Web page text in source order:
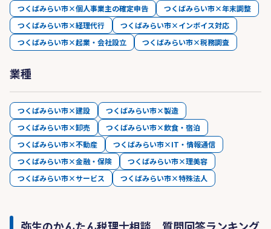
つくばみらい市×個人事業主の確定申告
つくばみらい市×年末調整
つくばみらい市×経理代行
つくばみらい市×インボイス対応
つくばみらい市×起業・会社設立
つくばみらい市×税務調査
業種
つくばみらい市×建設
つくばみらい市×製造
つくばみらい市×卸売
つくばみらい市×飲食・宿泊
つくばみらい市×不動産
つくばみらい市×IT・情報通信
つくばみらい市×金融・保険
つくばみらい市×理美容
つくばみらい市×サービス
つくばみらい市×特殊法人